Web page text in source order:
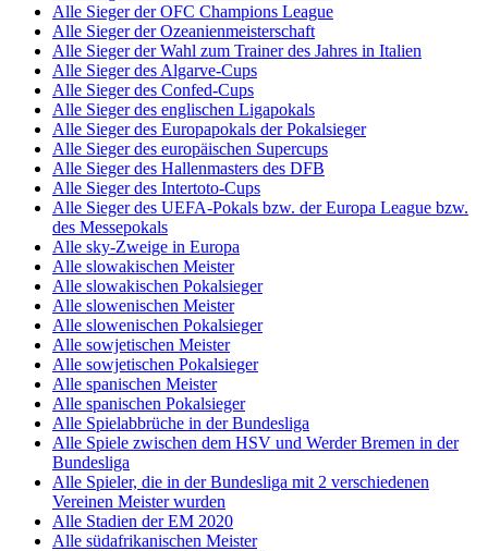
Alle Sieger der OFC Champions League
Alle Sieger der Ozeanienmeisterschaft
Alle Sieger der Wahl zum Trainer des Jahres in Italien
Alle Sieger des Algarve-Cups
Alle Sieger des Confed-Cups
Alle Sieger des englischen Ligapokals
Alle Sieger des Europapokals der Pokalsieger
Alle Sieger des europäischen Supercups
Alle Sieger des Hallenmasters des DFB
Alle Sieger des Intertoto-Cups
Alle Sieger des UEFA-Pokals bzw. der Europa League bzw.
des Messepokals
Alle sky-Zweige in Europa
Alle slowakischen Meister
Alle slowakischen Pokalsieger
Alle slowenischen Meister
Alle slowenischen Pokalsieger
Alle sowjetischen Meister
Alle sowjetischen Pokalsieger
Alle spanischen Meister
Alle spanischen Pokalsieger
Alle Spielabbrüche in der Bundesliga
Alle Spiele zwischen dem HSV und Werder Bremen in der
Bundesliga
Alle Spieler, die in der Bundesliga mit 2 verschiedenen
Vereinen Meister wurden
Alle Stadien der EM 2020
Alle südafrikanischen Meister